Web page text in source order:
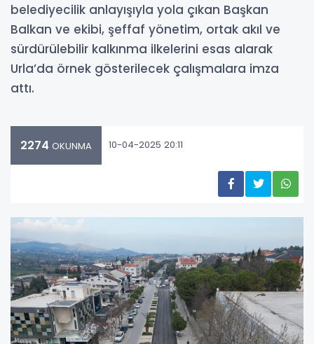
belediyecilik anlayışıyla yola çıkan Başkan
Balkan ve ekibi, şeffaf yönetim, ortak akıl ve
sürdürülebilir kalkınma ilkelerini esas alarak
Urla’da örnek gösterilecek çalışmalara imza
attı.
2274 OKUNMA 10-04-2025 20:11